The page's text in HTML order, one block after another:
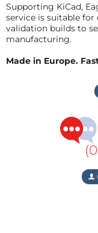
Supporting KiCad,
service is suitable
validation builds to
manufacturing.
Made in Europe.